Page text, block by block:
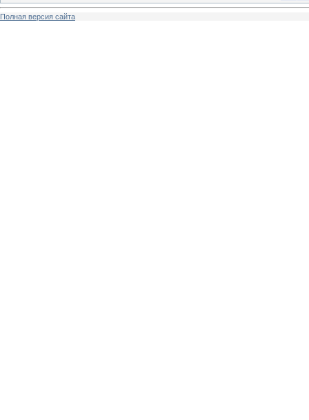
Полная версия сайта